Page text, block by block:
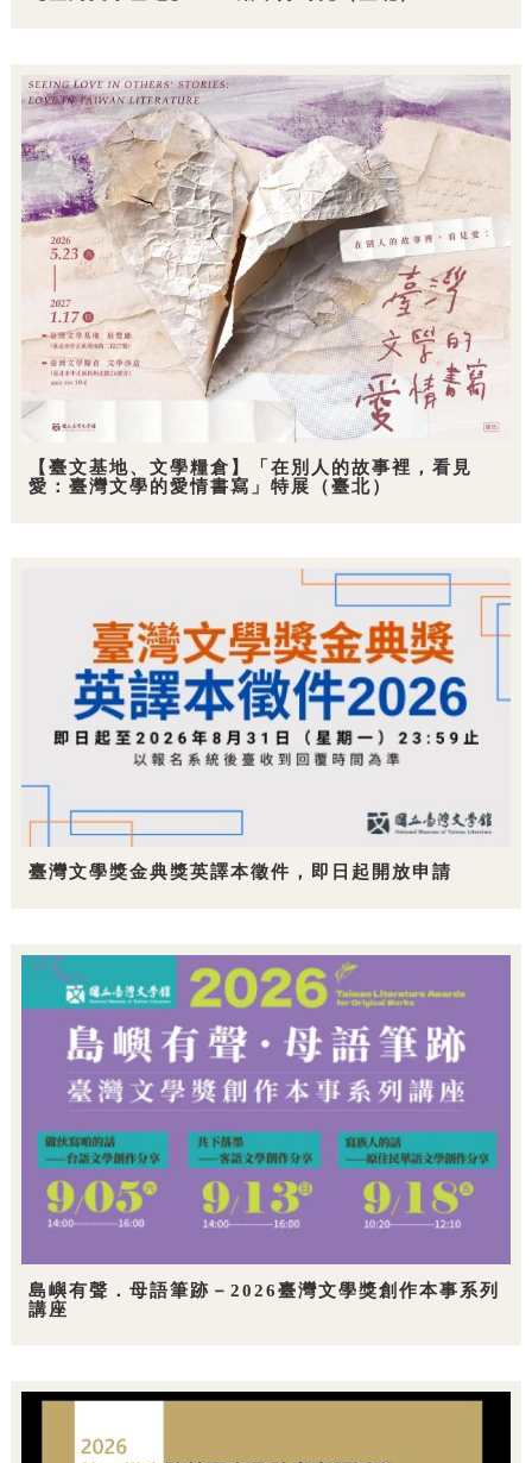
【臺文基地、文學糧倉】「在別人的故事裡，看見
愛：臺灣文學的愛情書寫」特展（臺北）
臺灣文學獎金典獎英譯本徵件，即日起開放申請
島嶼有聲．母語筆跡－2026臺灣文學獎創作本事系列
講座